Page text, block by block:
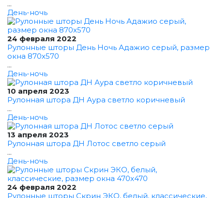
...
День-ночь
24 февраля 2022
Рулонные шторы День Ночь Адажио серый, размер
окна 870x570
...
День-ночь
10 апреля 2023
Рулонная штора ДН Аура светло коричневый
...
День-ночь
13 апреля 2023
Рулонная штора ДН Лотос светло серый
...
День-ночь
24 февраля 2022
Рулонные шторы Скрин ЭКО, белый, классические,